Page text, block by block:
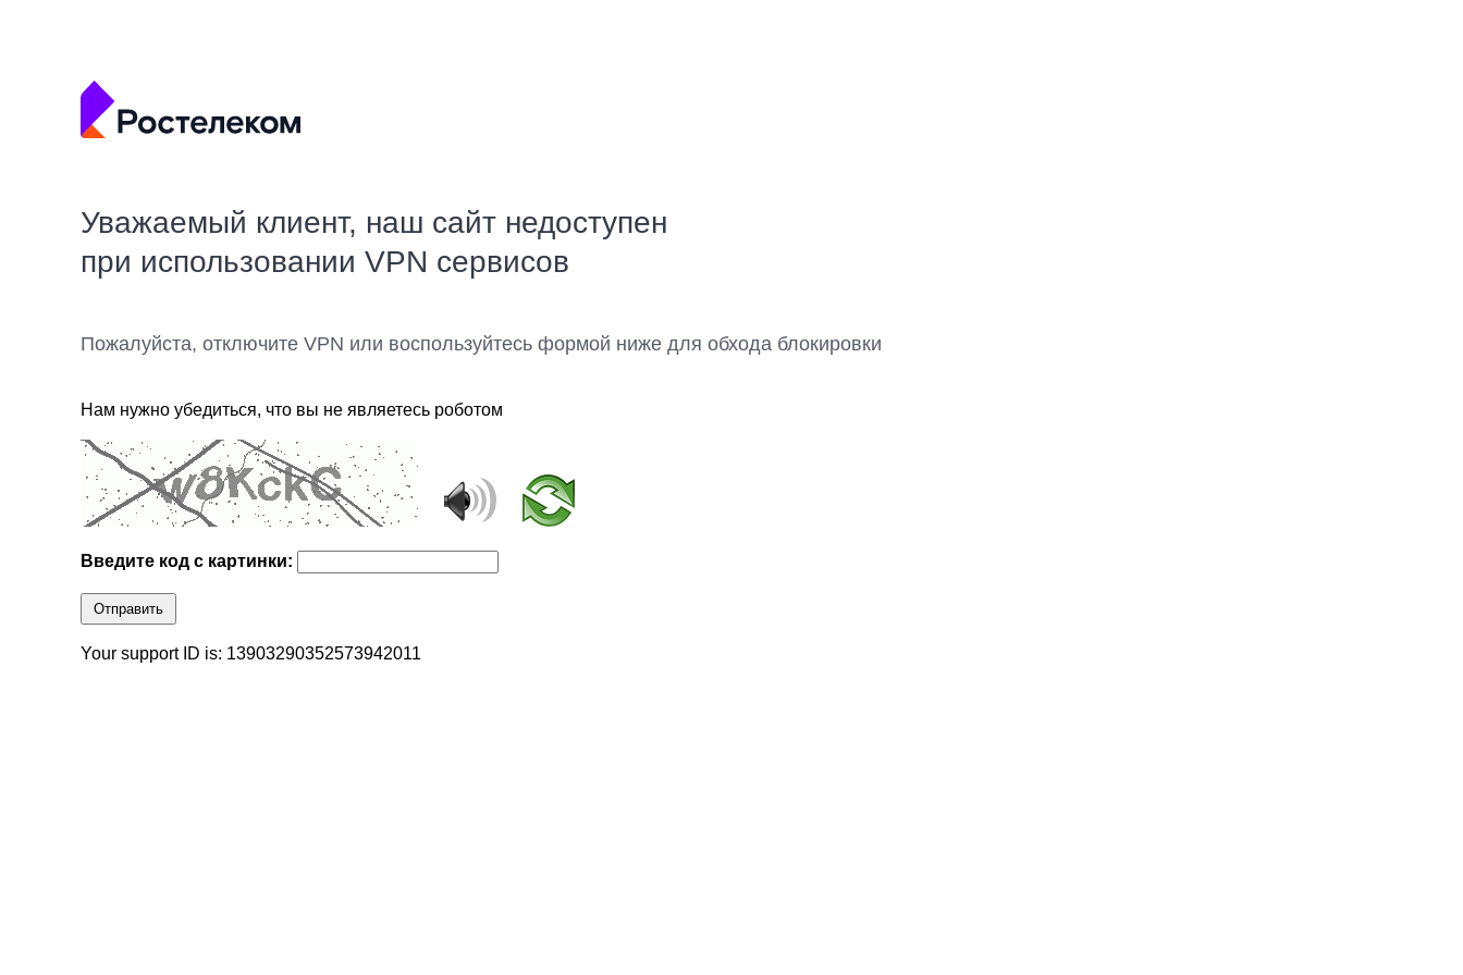
Уважаемый клиент, наш сайт недоступен
при использовании VPN сервисов
Пожалуйста, отключите VPN или воспользуйтесь формой ниже для обхода блокировки
Нам нужно убедиться, что вы не являетесь роботом
Введите код с картинки:
Отправить
Your support ID is: 13903290352573942011